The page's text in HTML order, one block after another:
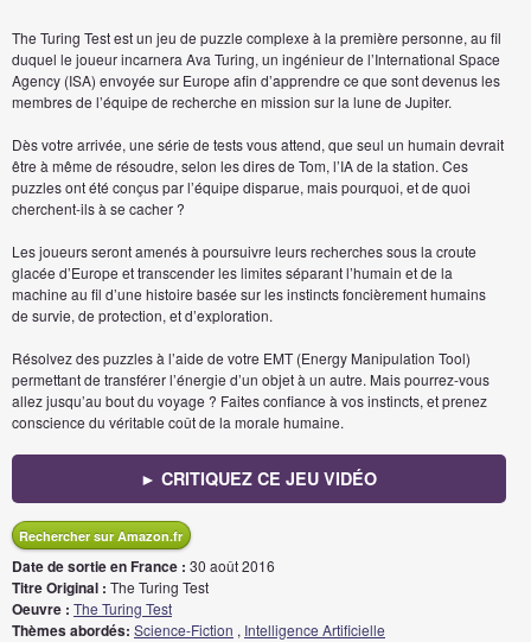
The Turing Test est un jeu de puzzle complexe à la première personne, au fil
duquel le joueur incarnera Ava Turing, un ingénieur de l’International Space
Agency (ISA) envoyée sur Europe afin d’apprendre ce que sont devenus les
membres de l’équipe de recherche en mission sur la lune de Jupiter.
Dès votre arrivée, une série de tests vous attend, que seul un humain devrait
être à même de résoudre, selon les dires de Tom, l’IA de la station. Ces
puzzles ont été conçus par l’équipe disparue, mais pourquoi, et de quoi
cherchent-ils à se cacher ?
Les joueurs seront amenés à poursuivre leurs recherches sous la croute
glacée d’Europe et transcender les limites séparant l’humain et de la
machine au fil d’une histoire basée sur les instincts foncièrement humains
de survie, de protection, et d’exploration.
Résolvez des puzzles à l’aide de votre EMT (Energy Manipulation Tool)
permettant de transférer l’énergie d’un objet à un autre. Mais pourrez-vous
allez jusqu’au bout du voyage ? Faites confiance à vos instincts, et prenez
conscience du véritable coût de la morale humaine.
► CRITIQUEZ CE JEU VIDÉO
Rechercher sur Amazon.fr
Date de sortie en France : 30 août 2016
Titre Original : The Turing Test
Oeuvre : The Turing Test
Thèmes abordés: Science-Fiction , Intelligence Artificielle